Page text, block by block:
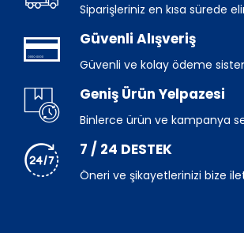
Siparişleriniz en kısa sürede
Güvenli Alışveriş
Güvenli ve kolay ödeme
Geniş Ürün Yelpazesi
Binlerce ürün ve kampanya
7 / 24 DESTEK
Öneri ve şikayetlerinizi bize